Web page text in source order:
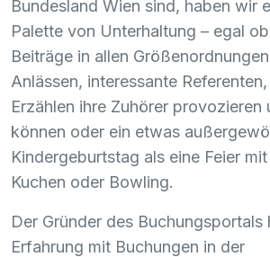
Bundesland Wien sind, haben wir
Palette von Unterhaltung – egal
Beiträge in allen
Anlässen, interessante
Erzählen ihre Zuhörer provozieren
können oder ein etwas
Kindergeburtstag als eine Feier
Kuchen oder Bowling.
Der Gründer des Buchungsportals
Erfahrung mit Buchungen in der